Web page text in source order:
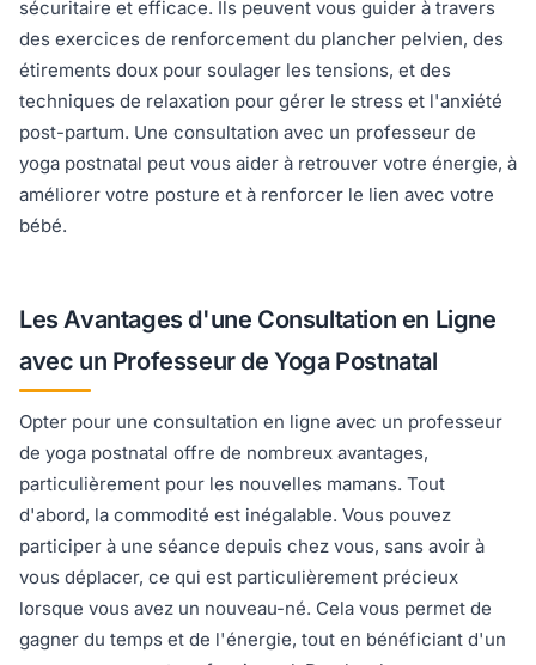
sécuritaire et efficace. Ils peuvent vous guider à travers
des exercices de renforcement du plancher pelvien, des
étirements doux pour soulager les tensions, et des
techniques de relaxation pour gérer le stress et l'anxiété
post-partum. Une consultation avec un professeur de
yoga postnatal peut vous aider à retrouver votre énergie, à
améliorer votre posture et à renforcer le lien avec votre
bébé.
Les Avantages d'une Consultation en Ligne
avec un Professeur de Yoga Postnatal
Opter pour une consultation en ligne avec un professeur
de yoga postnatal offre de nombreux avantages,
particulièrement pour les nouvelles mamans. Tout
d'abord, la commodité est inégalable. Vous pouvez
participer à une séance depuis chez vous, sans avoir à
vous déplacer, ce qui est particulièrement précieux
lorsque vous avez un nouveau-né. Cela vous permet de
gagner du temps et de l'énergie, tout en bénéficiant d'un